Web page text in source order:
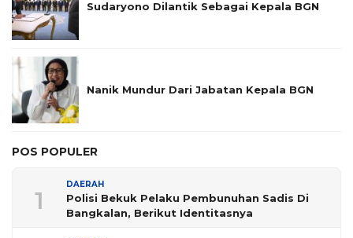
Sudaryono Dilantik Sebagai Kepala BGN
Nanik Mundur Dari Jabatan Kepala BGN
POS POPULER
1
DAERAH
Polisi Bekuk Pelaku Pembunuhan Sadis Di
Bangkalan, Berikut Identitasnya